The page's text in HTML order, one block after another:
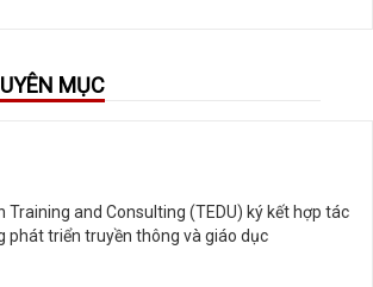
MỤC
Training and Consulting (TEDU) ký kết hợp tác
phát triển truyền thông và giáo dục